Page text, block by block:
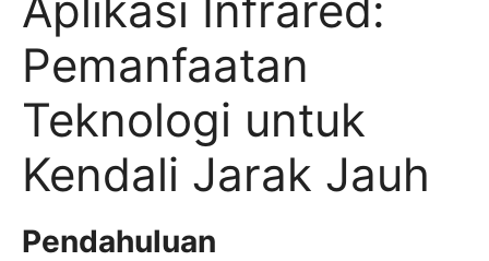
Pemanfaatan
Teknologi untuk
Kendali Jarak Jauh
Pendahuluan